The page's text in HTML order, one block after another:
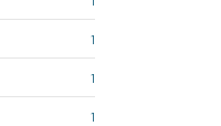
1
1
1